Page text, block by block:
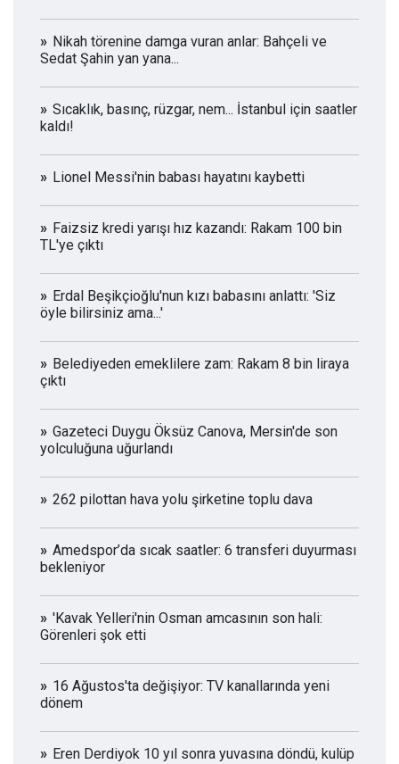
Nikah törenine damga vuran anlar: Bahçeli ve
Sedat Şahin yan yana...
Sıcaklık, basınç, rüzgar, nem... İstanbul için saatler
kaldı!
Lionel Messi'nin babası hayatını kaybetti
Faizsiz kredi yarışı hız kazandı: Rakam 100 bin
TL'ye çıktı
Erdal Beşikçioğlu'nun kızı babasını anlattı: 'Siz
öyle bilirsiniz ama...'
Belediyeden emeklilere zam: Rakam 8 bin liraya
çıktı
Gazeteci Duygu Öksüz Canova, Mersin'de son
yolculuğuna uğurlandı
262 pilottan hava yolu şirketine toplu dava
Amedspor’da sıcak saatler: 6 transferi duyurması
bekleniyor
'Kavak Yelleri'nin Osman amcasının son hali:
Görenleri şok etti
16 Ağustos'ta değişiyor: TV kanallarında yeni
dönem
Eren Derdiyok 10 yıl sonra yuvasına döndü, kulüp